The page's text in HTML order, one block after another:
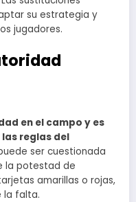
su estrategia y
jugadores.
en el campo y es
reglas del
ser cuestionada
la potestad de
amarillas o rojas,
la falta.